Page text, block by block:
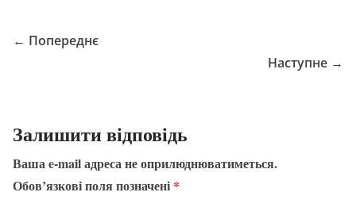
← Попереднє
Наступне →
Залишити відповідь
Ваша e-mail адреса не оприлюднюватиметься.
Обов’язкові поля позначені *